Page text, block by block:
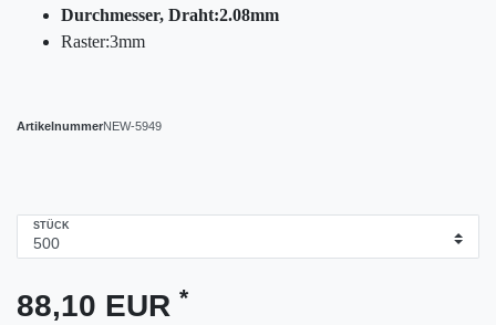
Durchmesser, Draht:2.08mm
Raster:3mm
ArtikelnummerNEW-5949
STÜCK
88,10 EUR *